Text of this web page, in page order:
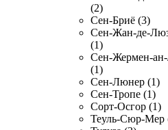
(2)
Сен-Бриё (3)
Сен-Жан-де-
(1)
Сен-Жермен-
(1)
Сен-Люнер (1)
Сен-Тропе (1)
Сорт-Осгор (1)
Теуль-Сюр-Мер